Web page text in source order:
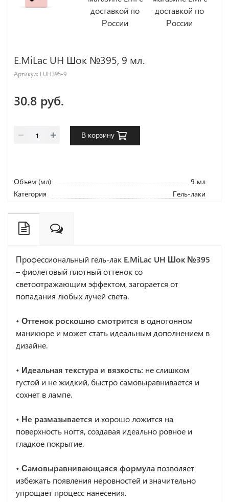
E.MiLac UH Шок №395, 9 мл.
Артикул: LUH395-9
30.8 руб.
В корзину
Объем (мл)
9 мл
Категория
Гель-лаки
Профессиональный гель-лак E.MiLac UH Шок №395
– фиолетовый плотный оттенок со
светоотражающим эффектом, загорается от
попадания любых лучей света.
• Оттенок роскошно смотрится в однотонном
маникюре и может стать идеальным дополнением в
дизайне.
• Идеальная текстура и вязкость: не слишком
густой и не жидкий, быстро самовыравнивается и
сохнет в лампе.
• Не размазывается и хорошо ложится на
поверхность ногтя, создавая идеально ровное и
гладкое покрытие.
• Самовыравнивающаяся формула позволяет
избежать появления неровностей и значительно
упрощает процесс нанесения.